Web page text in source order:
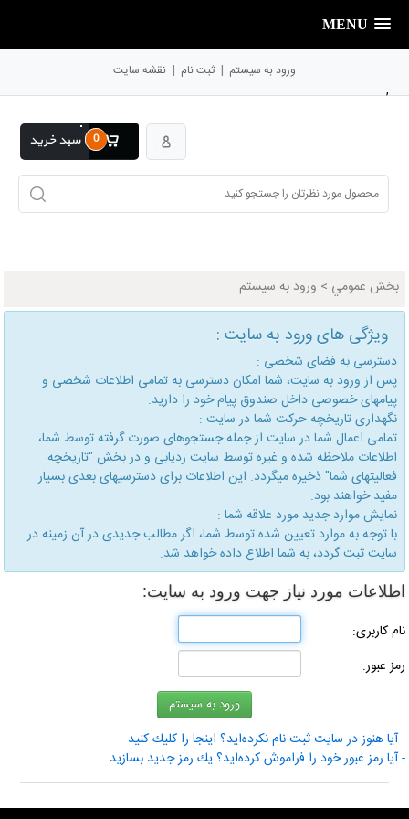
MENU
ورود به سیستم | ثبت نام | نقشه سایت
,
سبد خرید 0
بخش عمومي > ورود به سیستم
ویژگی های ورود به سایت :
دسترسی به فضای شخصی :
پس از ورود به سایت، شما امكان دسترسی به تمامی اطلاعات شخصی و
پیامهای خصوصی داخل صندوق پیام خود را دارید.
نگهداری تاریخچه حركت شما در سایت :
تمامی اعمال شما در سایت از جمله جستجوهای صورت گرفته توسط شما،
اطلاعات ملاحظه شده و غیره توسط سایت ردیابی و در بخش "تاریخچه
فعالیتهای شما" ذخیره میگردد. این اطلاعات برای دسترسیهای بعدی بسیار
مفید خواهند بود.
نمایش موارد جدید مورد علاقه شما :
با توجه به موارد تعیین شده توسط شما، اگر مطالب جدیدی در آن زمینه در
سایت ثبت گردد، به شما اطلاع داده خواهد شد.
اطلاعات مورد نیاز جهت ورود به سایت:
نام كاربری:
رمز عبور:
- آیا هنوز در سایت ثبت نام نكرده‌اید؟ اینجا را كلیك كنید
- آیا رمز عبور خود را فراموش كرده‌اید؟ یك رمز جدید بسازید